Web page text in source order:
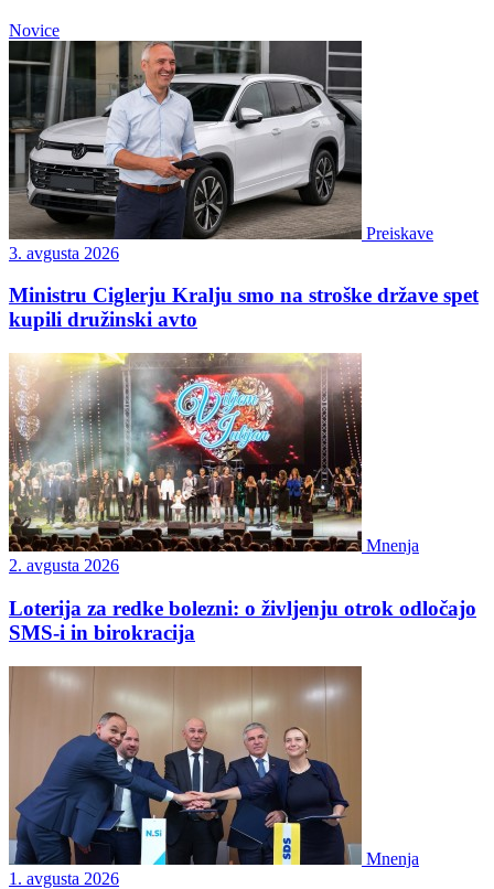
Novice
Preiskave
3. avgusta 2026
Ministru Ciglerju Kralju smo na stroške države spet
kupili družinski avto
Mnenja
2. avgusta 2026
Loterija za redke bolezni: o življenju otrok odločajo
SMS-i in birokracija
Mnenja
1. avgusta 2026